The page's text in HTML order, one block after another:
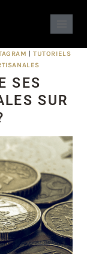
|TUTORIELS
SES
SUR